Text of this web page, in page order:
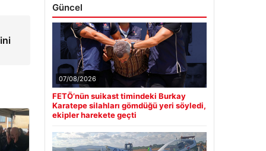
Güncel
07/08/2026
FETÖ’nün suikast timindeki Burkay
Karatepe silahları gömdüğü yeri söyledi,
ekipler harekete geçti